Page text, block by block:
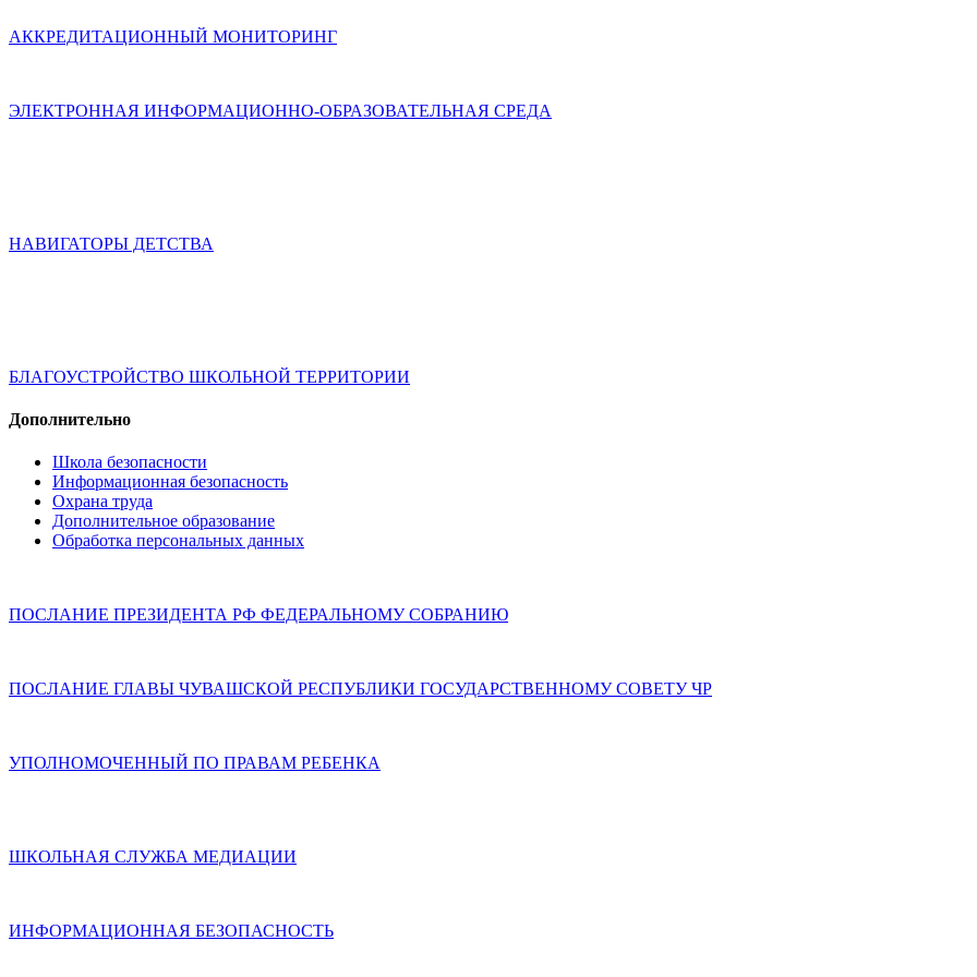
АККРЕДИТАЦИОННЫЙ МОНИТОРИНГ
ЭЛЕКТРОННАЯ ИНФОРМАЦИОННО-ОБРАЗОВАТЕЛЬНАЯ СРЕДА
НАВИГАТОРЫ ДЕТСТВА
БЛАГОУСТРОЙСТВО ШКОЛЬНОЙ ТЕРРИТОРИИ
Дополнительно
Школа безопасности
Информационная безопасность
Охрана труда
Дополнительное образование
Обработка персональных данных
ПОСЛАНИЕ ПРЕЗИДЕНТА РФ ФЕДЕРАЛЬНОМУ СОБРАНИЮ
ПОСЛАНИЕ ГЛАВЫ ЧУВАШСКОЙ РЕСПУБЛИКИ ГОСУДАРСТВЕННОМУ СОВЕТУ ЧР
УПОЛНОМОЧЕННЫЙ ПО ПРАВАМ РЕБЕНКА
ШКОЛЬНАЯ СЛУЖБА МЕДИАЦИИ
ИНФОРМАЦИОННАЯ БЕЗОПАСНОСТЬ